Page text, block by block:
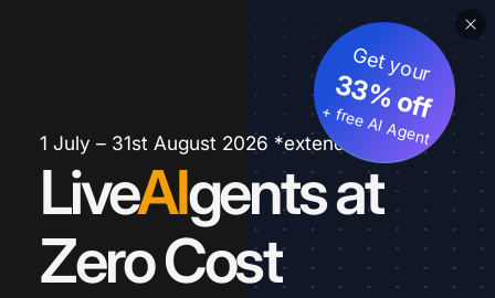
1 July – 31st August 2026 *extended
LiveAIgents at
Zero Cost
Get your
33% off
+ free AI Agent